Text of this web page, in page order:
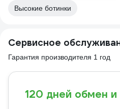
Высокие ботинки
Сервисное
Гарантия производителя 1 год
120 дней обмен и